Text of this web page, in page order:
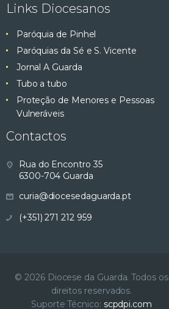
Links Diocesanos
Paróquia de Pinhel
Paróquias da Sé e S. Vicente
Jornal A Guarda
Tubo a tubo
Proteção de Menores e Pessoas
Vulneráveis
Contactos
Rua do Encontro 35
6300-704 Guarda
curia@diocesedaguarda.pt
(+351) 271 212 959
© 2026 Diocese da Guarda. Todos os
direitos reservados.
Suporte Técnico: scpdpi.com